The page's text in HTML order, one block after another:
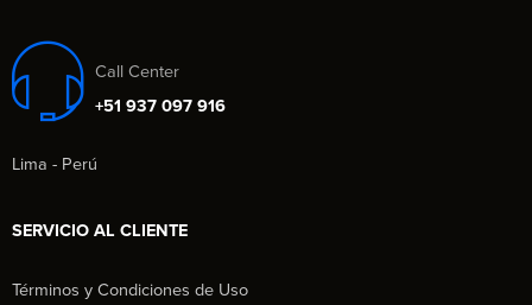
Call Center
+51 937 097 916
Lima - Perú
SERVICIO AL CLIENTE
Términos y Condiciones de Uso